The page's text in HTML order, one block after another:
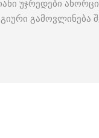
უჯრედები
გამოვლინება